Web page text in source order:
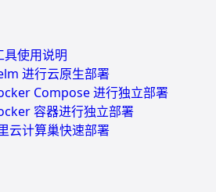
使用说明
进行云原生部署
Compose 进行独立部署
容器进行独立部署
云计算巢快速部署